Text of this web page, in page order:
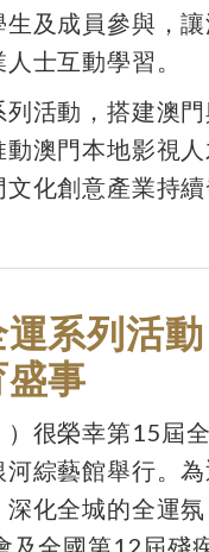
及成員參與，讓
士互動學習。
活動，搭建澳
澳門本地影視
化創意產業持續
系列活動
事
很榮幸第15屆
綜藝館舉行。為
化全城的全運氛
及全國第12屆殘